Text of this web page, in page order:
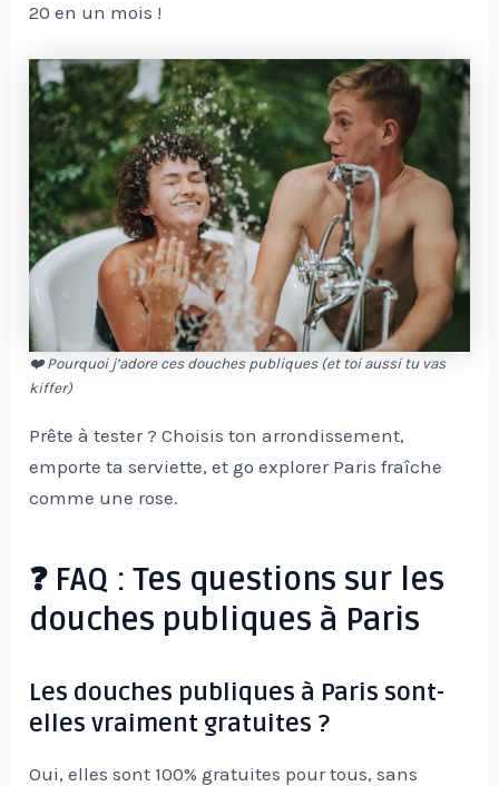
20 en un mois !
❤️ Pourquoi j’adore ces douches publiques (et toi aussi tu vas
kiffer)
Prête à tester ? Choisis ton arrondissement,
emporte ta serviette, et go explorer Paris fraîche
comme une rose.
❓ FAQ : Tes questions sur les
douches publiques à Paris
Les douches publiques à Paris sont-
elles vraiment gratuites ?
Oui, elles sont 100% gratuites pour tous, sans